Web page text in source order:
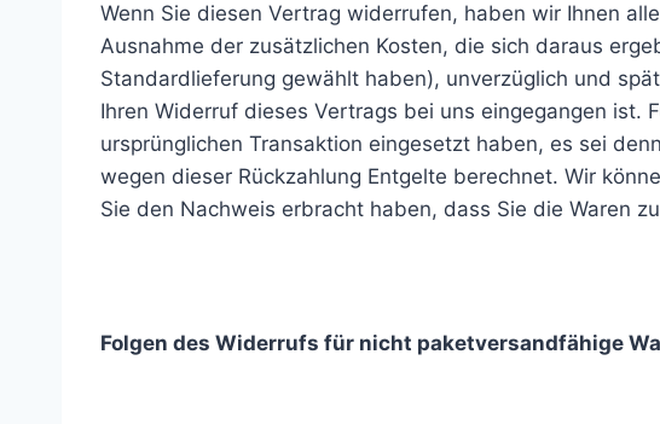
Wenn Sie diesen Vertrag widerrufen, haben wir Ihnen
Ausnahme der zusätzlichen Kosten, die sich daraus
Standardlieferung gewählt haben), unverzüglich und
Ihren Widerruf dieses Vertrags bei uns eingegangen ist.
ursprünglichen Transaktion eingesetzt haben, es sei
wegen dieser Rückzahlung Entgelte berechnet. Wir
Sie den Nachweis erbracht haben, dass Sie die Waren
Folgen des Widerrufs für nicht paketversandfähige